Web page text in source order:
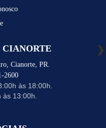
Cianorte, PR.
2600
às 18:00h.
13:00h.